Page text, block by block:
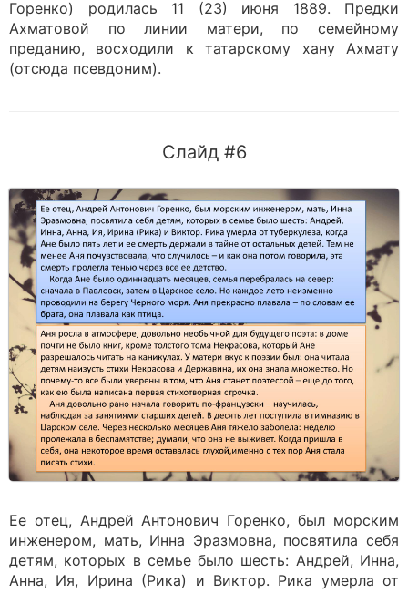
Горенко) родилась 11 (23) июня 1889. Предки
Ахматовой по линии матери, по семейному
преданию, восходили к татарскому хану Ахмату
(отсюда псевдоним).
Слайд #6
Ее отец, Андрей Антонович Горенко, был морским
инженером, мать, Инна Эразмовна, посвятила себя
детям, которых в семье было шесть: Андрей, Инна,
Анна, Ия, Ирина (Рика) и Виктор. Рика умерла от